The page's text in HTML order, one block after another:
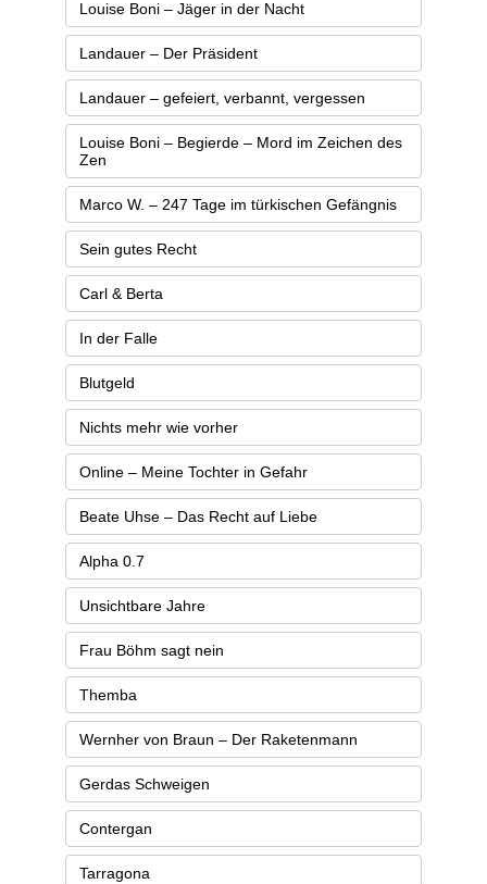
Louise Boni – Jäger in der Nacht
Landauer – Der Präsident
Landauer – gefeiert, verbannt, vergessen
Louise Boni – Begierde – Mord im Zeichen des
Zen
Marco W. – 247 Tage im türkischen Gefängnis
Sein gutes Recht
Carl & Berta
In der Falle
Blutgeld
Nichts mehr wie vorher
Online – Meine Tochter in Gefahr
Beate Uhse – Das Recht auf Liebe
Alpha 0.7
Unsichtbare Jahre
Frau Böhm sagt nein
Themba
Wernher von Braun – Der Raketenmann
Gerdas Schweigen
Contergan
Tarragona